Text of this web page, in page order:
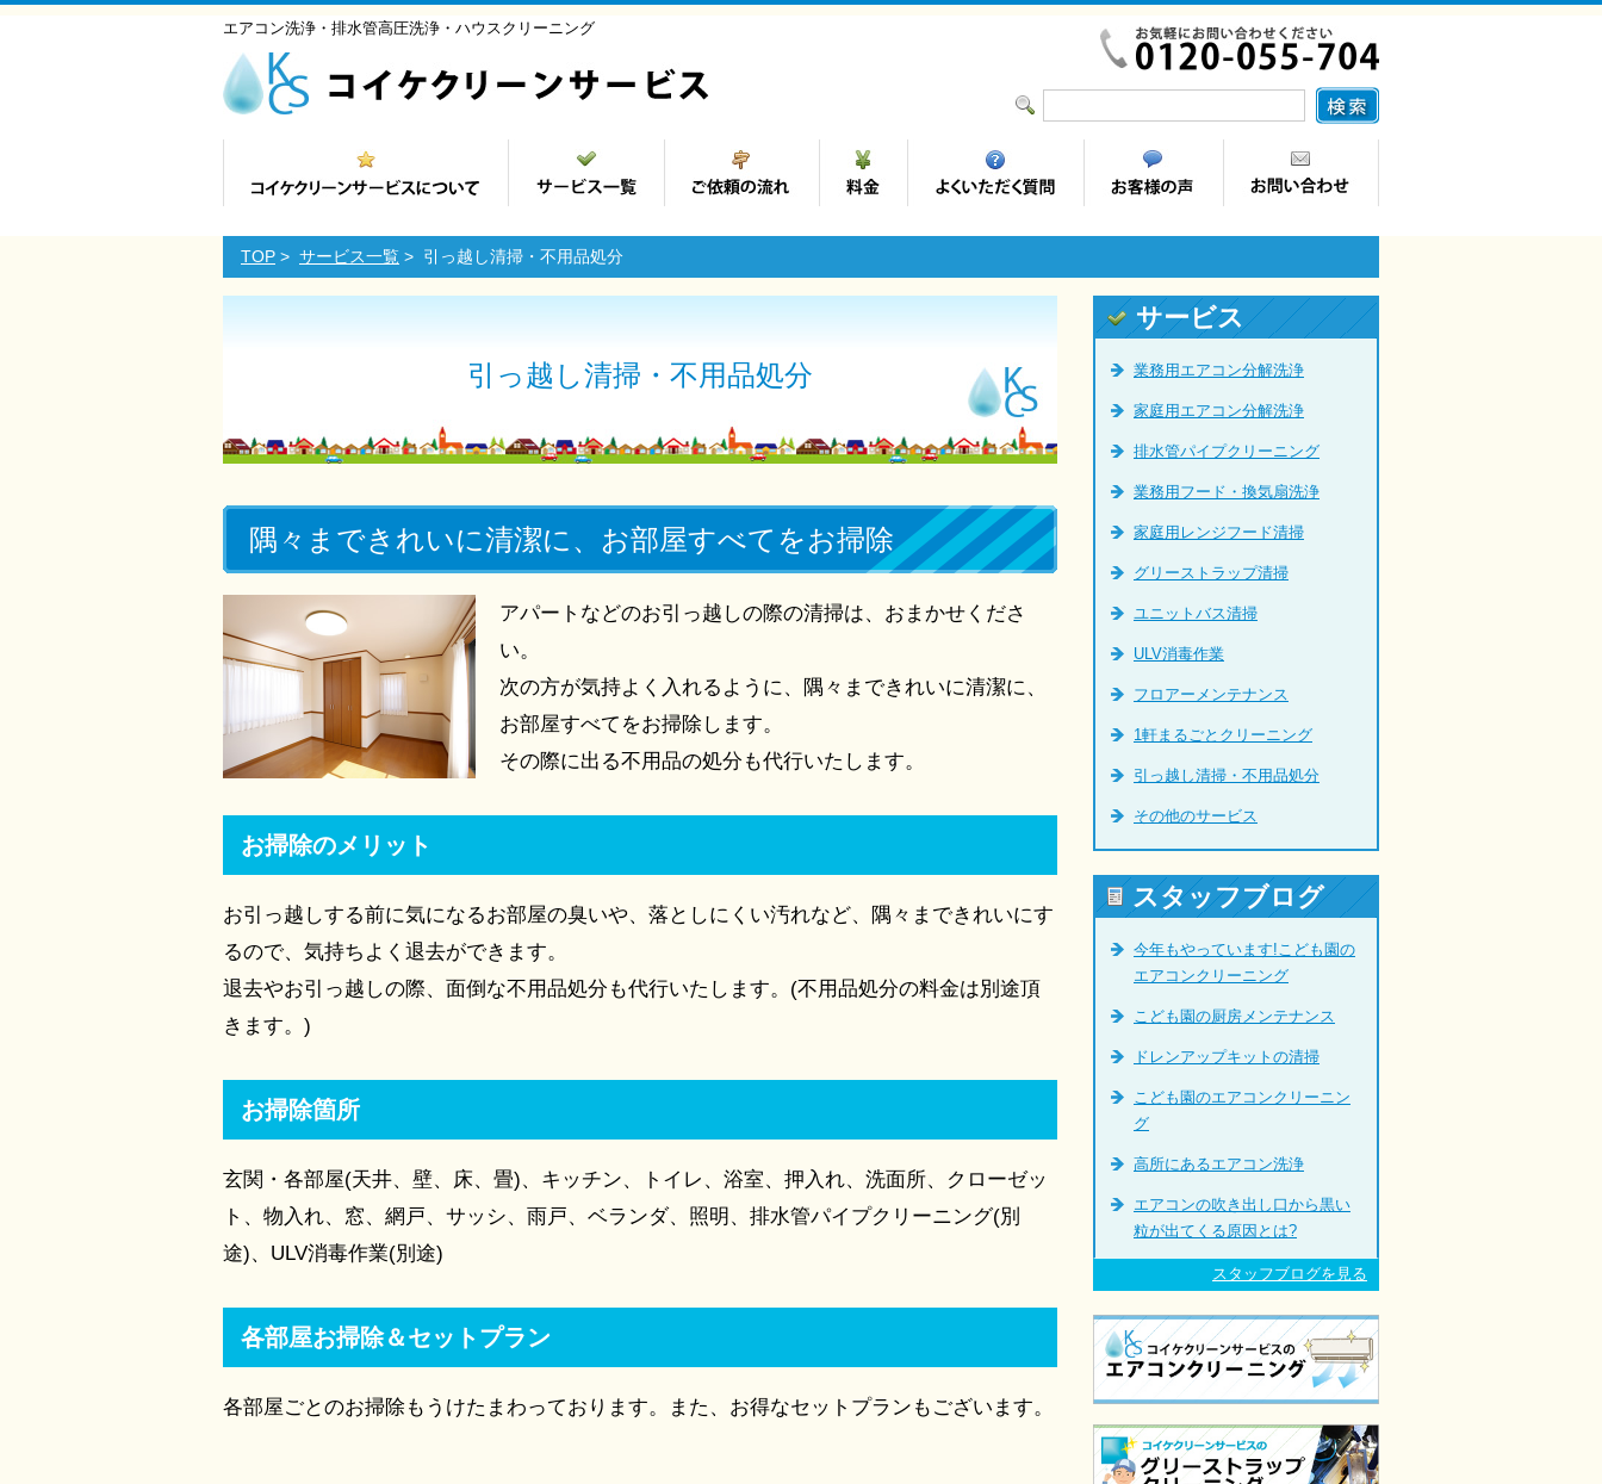
エアコン洗浄・排水管高圧洗浄・ハウスクリーニング
TOP > サービス一覧 > 引っ越し清掃・不用品処分
引っ越し清掃・不用品処分
隅々まできれいに清潔に、お部屋すべてをお掃除
アパートなどのお引っ越しの際の清掃は、おまかせくださ
い。
次の方が気持よく入れるように、隅々まできれいに清潔に、
お部屋すべてをお掃除します。
その際に出る不用品の処分も代行いたします。
お掃除のメリット
お引っ越しする前に気になるお部屋の臭いや、落としにくい汚れなど、隅々まできれいにす
るので、気持ちよく退去ができます。
退去やお引っ越しの際、面倒な不用品処分も代行いたします。(不用品処分の料金は別途頂
きます。)
お掃除箇所
玄関・各部屋(天井、壁、床、畳)、キッチン、トイレ、浴室、押入れ、洗面所、クローゼッ
ト、物入れ、窓、網戸、サッシ、雨戸、ベランダ、照明、排水管パイプクリーニング(別
途)、ULV消毒作業(別途)
各部屋お掃除＆セットプラン
各部屋ごとのお掃除もうけたまわっております。また、お得なセットプランもございます。
サービス
業務用エアコン分解洗浄
家庭用エアコン分解洗浄
排水管パイプクリーニング
業務用フード・換気扇洗浄
家庭用レンジフード清掃
グリーストラップ清掃
ユニットバス清掃
ULV消毒作業
フロアーメンテナンス
1軒まるごとクリーニング
引っ越し清掃・不用品処分
その他のサービス
スタッフブログ
今年もやっています!こども園の
エアコンクリーニング
こども園の厨房メンテナンス
ドレンアップキットの清掃
こども園のエアコンクリーニン
グ
高所にあるエアコン洗浄
エアコンの吹き出し口から黒い
粒が出てくる原因とは?
スタッフブログを見る